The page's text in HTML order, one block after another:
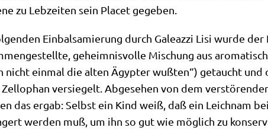
zu Leb­zei­ten sein Pla­cet gegeben.
Ein­bal­sa­mie­rung durch Gale­az­zi Lisi wur­de der
geheim­nis­vol­le Mischung aus
nicht ein­mal die alten Ägyp­ter wuß­ten“) getaucht und
Zel­lo­phan ver­sie­gelt. Abge­se­hen von dem
das ergab: Selbst ein Kind weiß, daß ein Leich­nam
wer­den muß, um ihn so gut wie mög­lich zu